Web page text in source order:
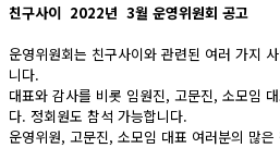
친구사이 2022년 3월 운영위원회 공고
운영위원회는 친구사이와 관련된 여러 가지
니다.
대표와 감사를 비롯 임원진, 고문진, 소모임
다. 정회원도 참석 가능합니다.
운영위원, 고문진, 소모임 대표 여러분의 많